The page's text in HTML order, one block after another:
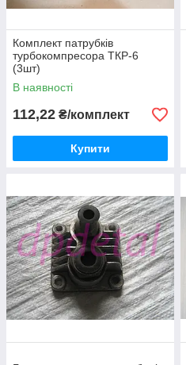
Комплект патрубків
турбокомпресора ТКР-6
(3шт)
В наявності
112,22 ₴/комплект
Купити